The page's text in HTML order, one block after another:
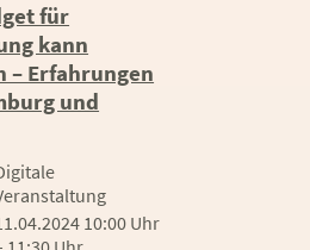
für
kann
– Erfahrungen
und
10:00 Uhr